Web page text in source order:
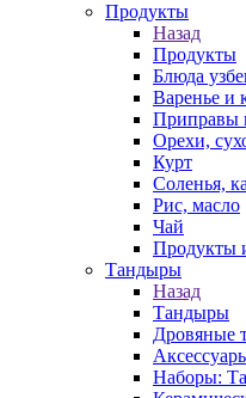
Продукты
Назад
Продукты
Блюда
Варенье и
Приправы
Орехи,
Курт
Соленья,
Рис, масло
Чай
Продукты
Тандыры
Назад
Тандыры
Дровяные
Наборы: